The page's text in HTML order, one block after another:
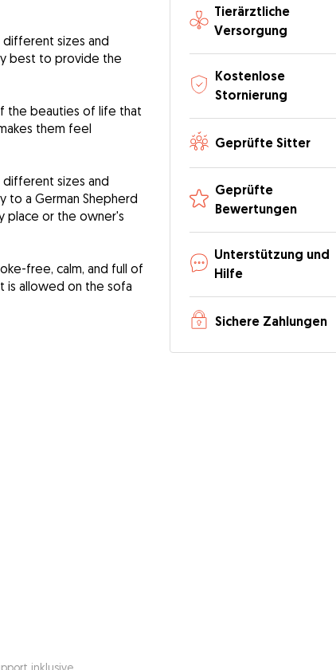
sizes and
best to provide the
the beauties of life that
them feel
sizes and
to a German Shepherd
place or the owner's
free, calm, and full of
is allowed on the sofa
Tierärztliche
Versorgung
Kostenlose
Stornierung
Geprüfte Sitter
Geprüfte
Bewertungen
Unterstützung und
Hilfe
Sichere Zahlungen